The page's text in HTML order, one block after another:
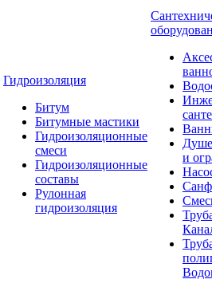
Гидроизоляция
Битум
Битумные мастики
Гидроизоляционные
смеси
Гидроизоляционные
составы
Рулонная
гидроизоляция
и